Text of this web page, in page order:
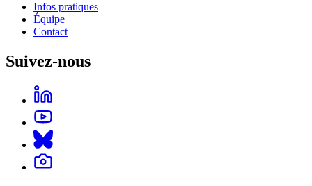
Infos pratiques
Équipe
Contact
Suivez-nous